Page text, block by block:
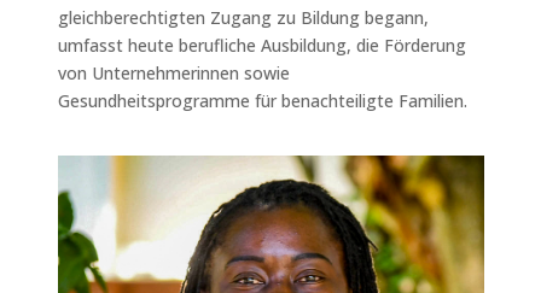
gleichberechtigten Zugang zu Bildung begann,
umfasst heute berufliche Ausbildung, die Förderung
von Unternehmerinnen sowie
Gesundheitsprogramme für benachteiligte Familien.